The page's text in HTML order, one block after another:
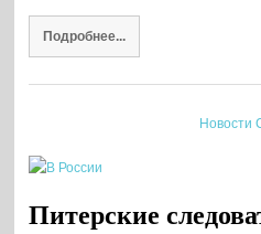
Подробнее...
Новости
Питерские